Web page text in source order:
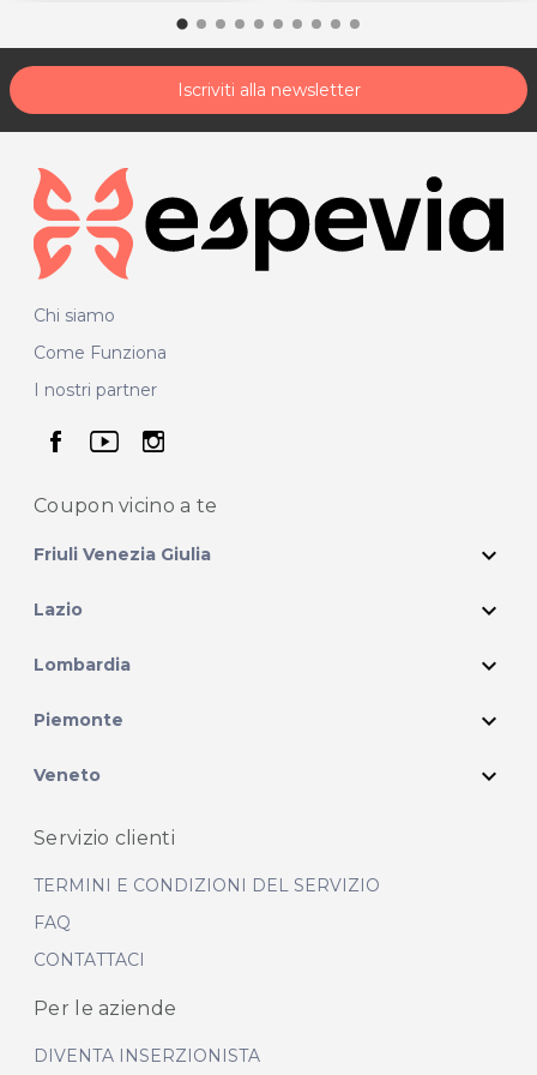
Iscriviti alla newsletter
Chi siamo
Come Funziona
I nostri partner
seguici su facebook
seguici su youtube
seguici su instagram
Coupon vicino a te
Friuli Venezia Giulia expand_more
Lazio expand_more
Lombardia expand_more
Piemonte expand_more
Veneto expand_more
Servizio clienti
TERMINI E CONDIZIONI DEL SERVIZIO
FAQ
CONTATTACI
Per le aziende
DIVENTA INSERZIONISTA